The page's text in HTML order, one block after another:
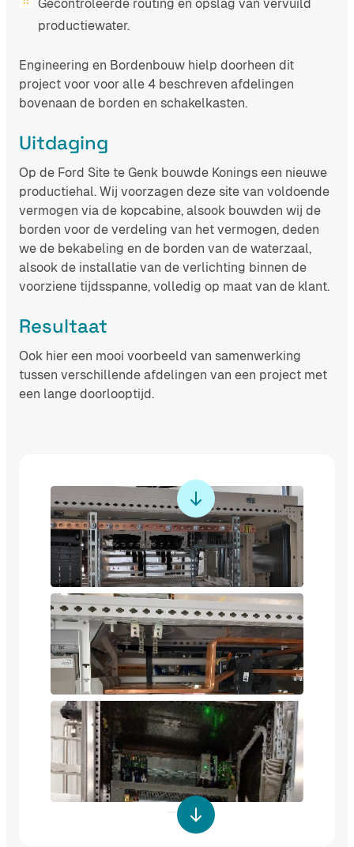
Gecontroleerde routing en opslag van vervuild
productiewater.
Engineering en Bordenbouw hielp doorheen dit
project voor voor alle 4 beschreven afdelingen
bovenaan de borden en schakelkasten.
Uitdaging
Op de Ford Site te Genk bouwde Konings een nieuwe
productiehal. Wij voorzagen deze site van voldoende
vermogen via de kopcabine, alsook bouwden wij de
borden voor de verdeling van het vermogen, deden
we de bekabeling en de borden van de waterzaal,
alsook de installatie van de verlichting binnen de
voorziene tijdsspanne, volledig op maat van de klant.
Resultaat
Ook hier een mooi voorbeeld van samenwerking
tussen verschillende afdelingen van een project met
een lange doorlooptijd.